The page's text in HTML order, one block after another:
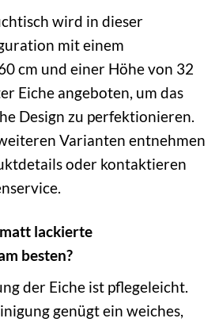
wird in dieser
mit einem
cm und einer Höhe von 32
Eiche angeboten, um das
Design zu perfektionieren.
Varianten entnehmen
oder kontaktieren
lackierte
besten?
der Eiche ist pflegeleicht.
genügt ein weiches,